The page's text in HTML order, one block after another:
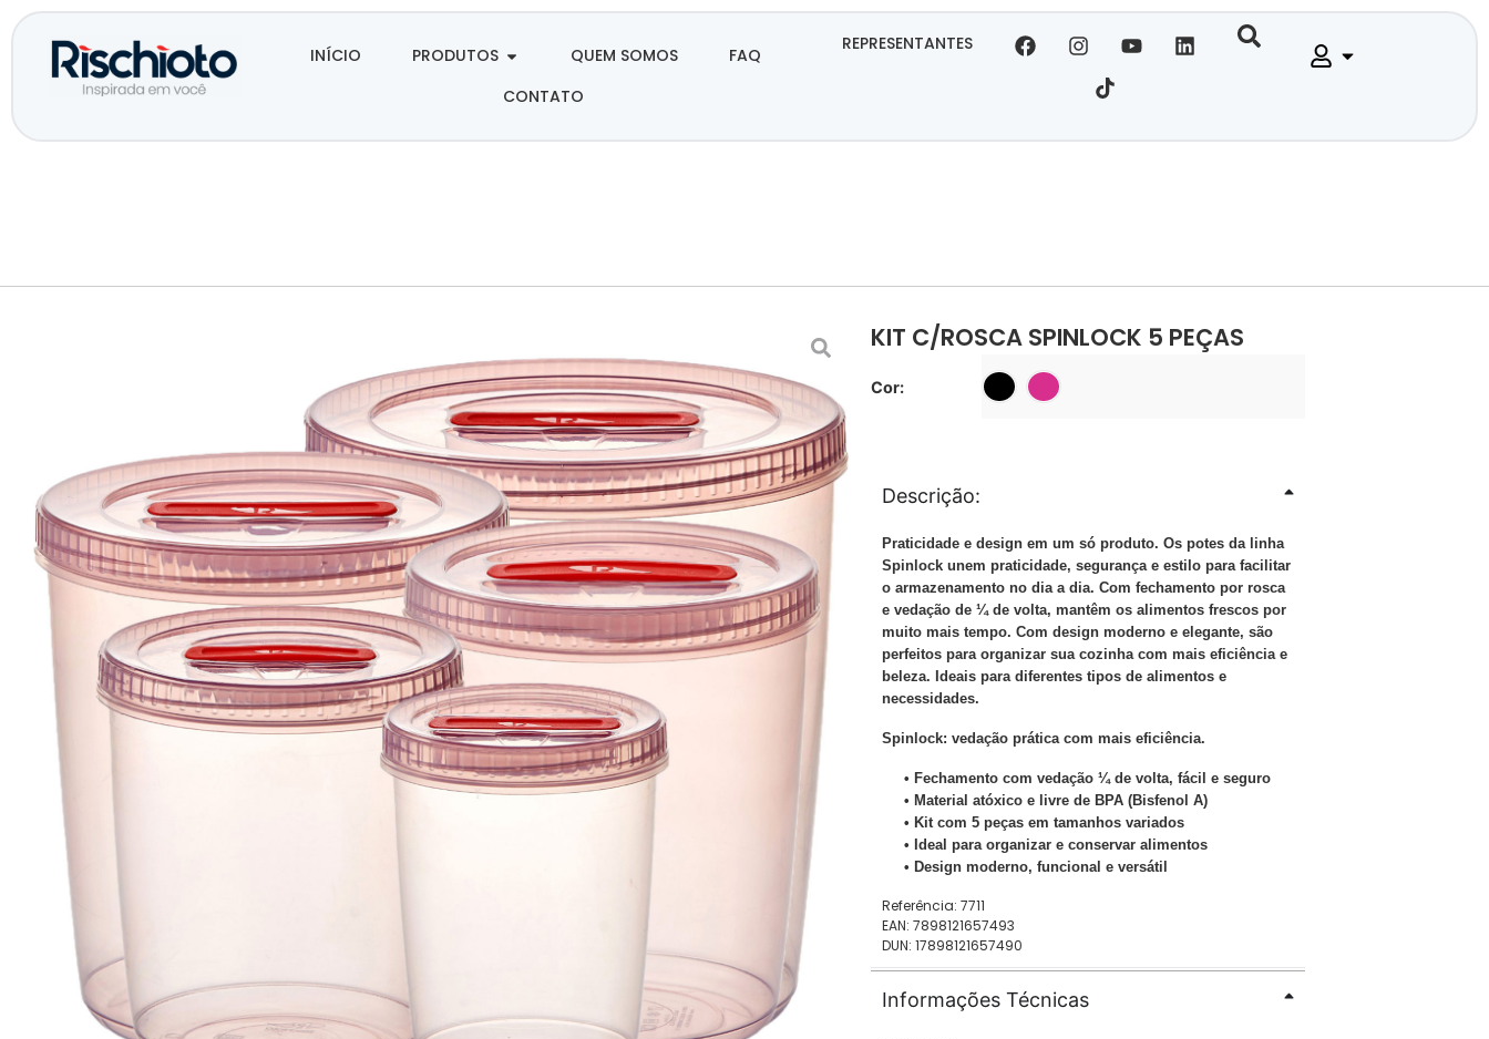
INÍCIO PRODUTOS QUEM SOMOS
FAQ
CONTATO
REPRESENTANTES
KIT C/ROSCA SPINLOCK 5 PEÇAS
Cor:
Descrição:
Praticidade e design em um só produto. Os potes da linha
Spinlock unem praticidade, segurança e estilo para facilitar
o armazenamento no dia a dia. Com fechamento por rosca
e vedação de ¼ de volta, mantêm os alimentos frescos por
muito mais tempo. Com design moderno e elegante, são
perfeitos para organizar sua cozinha com mais eficiência e
beleza. Ideais para diferentes tipos de alimentos e
necessidades.
Spinlock: vedação prática com mais eficiência.
• Fechamento com vedação ¼ de volta, fácil e seguro
• Material atóxico e livre de BPA (Bisfenol A)
• Kit com 5 peças em tamanhos variados
• Ideal para organizar e conservar alimentos
• Design moderno, funcional e versátil
Referência: 7711
EAN: 7898121657493
DUN: 17898121657490
Informações Técnicas